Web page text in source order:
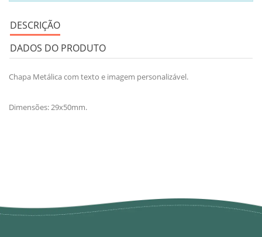
DESCRIÇÃO
DADOS DO PRODUTO
Chapa Metálica com texto e imagem personalizável.
Dimensões: 29x50mm.